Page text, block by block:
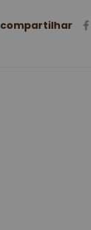
compartilhar